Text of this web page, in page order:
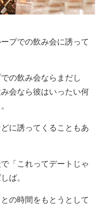
プでの飲み会に誘って
の飲み会ならまだし
会なら彼はいったい何
に誘ってくることもあ
「これってデートじゃ
ば。
の時間をもとうとして